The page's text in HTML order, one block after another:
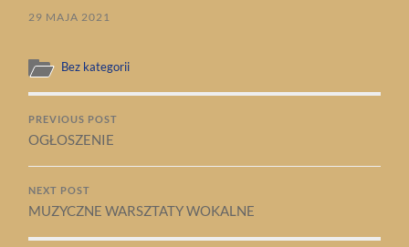
29 MAJA 2021
Bez kategorii
PREVIOUS POST
OGŁOSZENIE
NEXT POST
MUZYCZNE WARSZTATY WOKALNE